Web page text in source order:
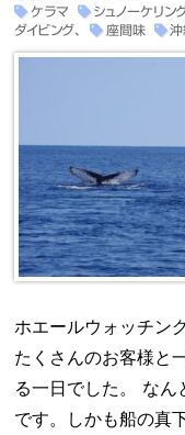
ケラマ
シュノーケリン
ダイビング、
座間味 沖
ホエールウォッチン
たくさんのお客様と
る一日でした。 な
です。しかも船の真